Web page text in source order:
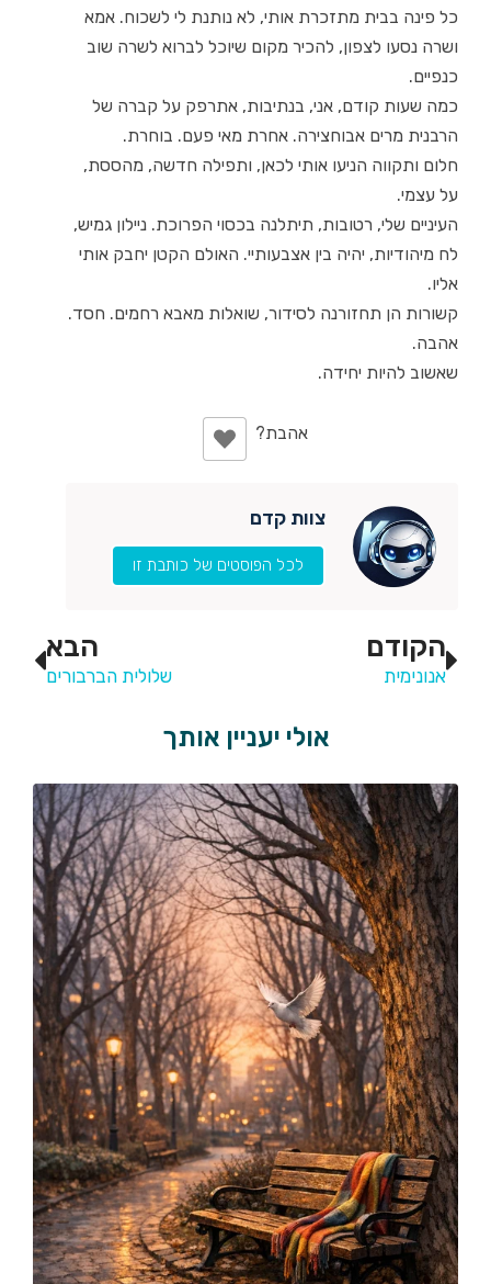
כל פינה בבית מתזכרת אותי, לא נותנת לי לשכוח. אמא
ושרה נסעו לצפון, להכיר מקום שיוכל לברוא לשרה שוב
כנפיים.
כמה שעות קודם, אני, בנתיבות, אתרפק על קברה של
הרבנית מרים אבוחצירה. אחרת מאי פעם. בוחרת.
חלום ותקווה הניעו אותי לכאן, ותפילה חדשה, מהססת,
על עצמי.
העיניים שלי, רטובות, תיתלנה בכסוי הפרוכת. ניילון גמיש,
לח מיהודיות, יהיה בין אצבעותיי. האולם הקטן יחבק אותי
אליו.
קשורות הן תחזורנה לסידור, שואלות מאבא רחמים. חסד.
אהבה.
שאשוב להיות יחידה.
צוות קדם
לכל הפוסטים של כותבת זו
הקודם
אנונימית
הבא
שלולית הברבורים
אולי יעניין אותך